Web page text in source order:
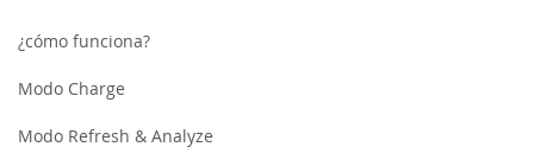
¿cómo funciona?
Modo Charge
Modo Refresh & Analyze